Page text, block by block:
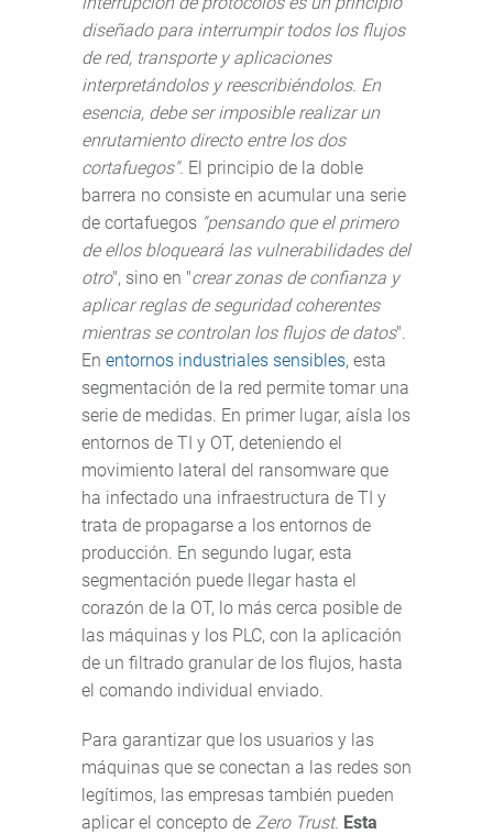
diseñado para interrumpir todos los flujos
de red, transporte y aplicaciones
interpretándolos y reescribiéndolos. En
esencia, debe ser imposible realizar un
enrutamiento directo entre los dos
cortafuegos". El principio de la doble
barrera no consiste en acumular una serie
de cortafuegos "pensando que el primero
de ellos bloqueará las vulnerabilidades del
otro", sino en "crear zonas de confianza y
aplicar reglas de seguridad coherentes
mientras se controlan los flujos de datos".
En entornos industriales sensibles, esta
segmentación de la red permite tomar una
serie de medidas. En primer lugar, aísla los
entornos de TI y OT, deteniendo el
movimiento lateral del ransomware que
ha infectado una infraestructura de TI y
trata de propagarse a los entornos de
producción. En segundo lugar, esta
segmentación puede llegar hasta el
corazón de la OT, lo más cerca posible de
las máquinas y los PLC, con la aplicación
de un filtrado granular de los flujos, hasta
el comando individual enviado.
Para garantizar que los usuarios y las
máquinas que se conectan a las redes son
legítimos, las empresas también pueden
aplicar el concepto de Zero Trust. Esta